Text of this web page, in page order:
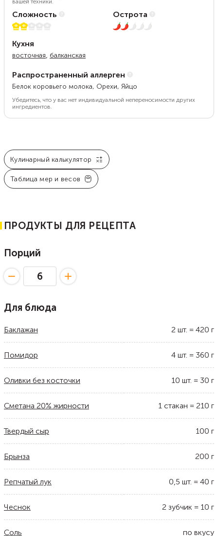
вашей техники.
Сложность
2 из 5
Острота
2 из 5
Кухня
восточная, балканская
Распространенный аллерген
Белок коровьего молока, Орехи, Яйцо
Убедитесь, что у вас нет индивидуальной непереносимости других
ингредиентов.
Кулинарный калькулятор
Таблица мер и весов
ПРОДУКТЫ ДЛЯ РЕЦЕПТА
Порций
Для блюда
Баклажан 2 шт. = 420 г
Помидор 4 шт. = 360 г
Оливки без косточки 10 шт. = 30 г
Сметана 20% жирности 1 стакан = 210 г
Твердый сыр 100 г
Брынза 200 г
Репчатый лук 0,5 шт. = 40 г
Чеснок 2 зубчик = 10 г
Соль по вкусу